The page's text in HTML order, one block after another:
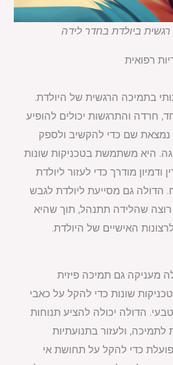
ביולדת בחדר לידה
רפואית
בתמיכה הרגשית של היולדת.
חרדה והתרגשות יכולים להופיע
שם כדי להקשיב ולספק
היא משתמשת בטכניקות שונות
ודמיון מודרך כדי לעזור ליולדת
גם מסייעת ליולדת לגבש
רוצה שהלידה תתנהל, תוך שהיא
האישיים של היולדת.
מעניקה גם תמיכה פיזית
שונות כדי להקל על כאבי
הדולה יכולה להציע תנוחות
ולעזור בתנועתיות
כדי להקל על תחושת אי